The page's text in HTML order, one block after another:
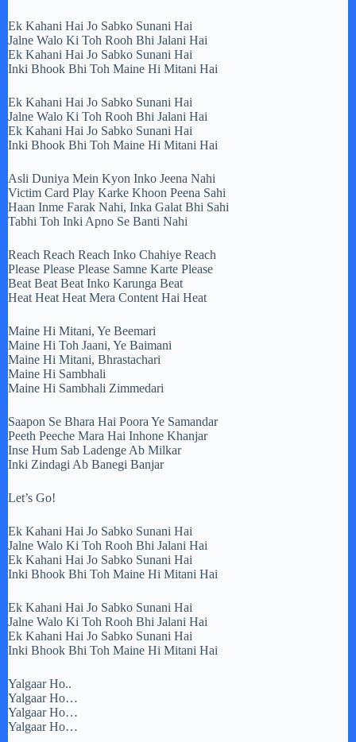
Ek Kahani Hai Jo Sabko Sunani Hai
Jalne Walo Ki Toh Rooh Bhi Jalani Hai
Ek Kahani Hai Jo Sabko Sunani Hai
Inki Bhook Bhi Toh Maine Hi Mitani Hai
Ek Kahani Hai Jo Sabko Sunani Hai
Jalne Walo Ki Toh Rooh Bhi Jalani Hai
Ek Kahani Hai Jo Sabko Sunani Hai
Inki Bhook Bhi Toh Maine Hi Mitani Hai
Asli Duniya Mein Kyon Inko Jeena Nahi
Victim Card Play Karke Khoon Peena Sahi
Haan Inme Farak Nahi, Inka Galat Bhi Sahi
Tabhi Toh Inki Apno Se Banti Nahi
Reach Reach Reach Inko Chahiye Reach
Please Please Please Samne Karte Please
Beat Beat Beat Inko Karunga Beat
Heat Heat Heat Mera Content Hai Heat
Maine Hi Mitani, Ye Beemari
Maine Hi Toh Jaani, Ye Baimani
Maine Hi Mitani, Bhrastachari
Maine Hi Sambhali
Maine Hi Sambhali Zimmedari
Saapon Se Bhara Hai Poora Ye Samandar
Peeth Peeche Mara Hai Inhone Khanjar
Inse Hum Sab Ladenge Ab Milkar
Inki Zindagi Ab Banegi Banjar
Let’s Go!
Ek Kahani Hai Jo Sabko Sunani Hai
Jalne Walo Ki Toh Rooh Bhi Jalani Hai
Ek Kahani Hai Jo Sabko Sunani Hai
Inki Bhook Bhi Toh Maine Hi Mitani Hai
Ek Kahani Hai Jo Sabko Sunani Hai
Jalne Walo Ki Toh Rooh Bhi Jalani Hai
Ek Kahani Hai Jo Sabko Sunani Hai
Inki Bhook Bhi Toh Maine Hi Mitani Hai
Yalgaar Ho..
Yalgaar Ho…
Yalgaar Ho…
Yalgaar Ho…